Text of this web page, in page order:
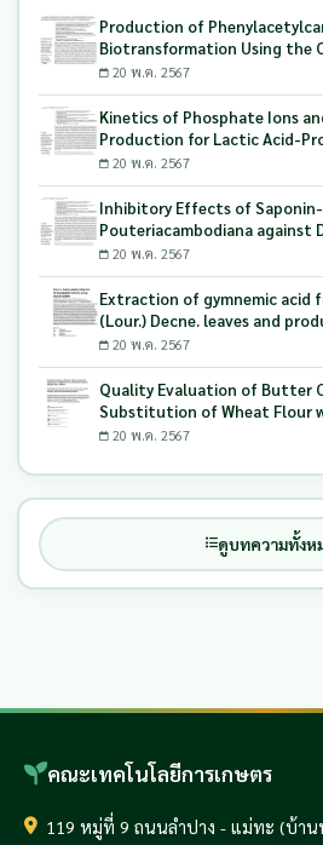
Production of
Biotransformation Using the
tropicalis TISTR 5306 and
TISTR 5606 as the Biocatalyst
20 พ.ค. 2567
Kinetics of Phosphate Ions
Production for Lactic Acid-
Utilizing Milling and Whitening
Biopolymer Substrates
20 พ.ค. 2567
Inhibitory Effects of
Pouteriacambodiana against
Glucosidase and Pancreatic
20 พ.ค. 2567
Extraction of gymnemic acid
(Lour.) Decne. leaves and
extract using maltodextrin
20 พ.ค. 2567
Quality Evaluation of Butter
Substitution of Wheat Flour
(Glycine Max L.) Okara
20 พ.ค. 2567
ดูบทความทั้งห
คณะเทคโนโลยีการเกษตร
119 หมู่ที่ 9 ถนนลำปาง - แม่ทะ (บ้า